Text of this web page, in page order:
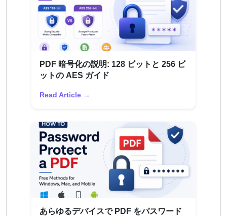
PDF 暗号化の説明: 128 ビットと 256 ビ
ットの AES ガイド
Read Article →
あらゆるデバイスで PDF をパスワード